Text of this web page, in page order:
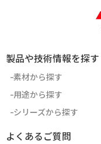
製品や技術情報を探す
素材から探す
用途から探す
シリーズから探す
よくあるご質問